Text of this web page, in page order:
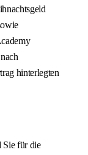
hinterlegten
Sie für die